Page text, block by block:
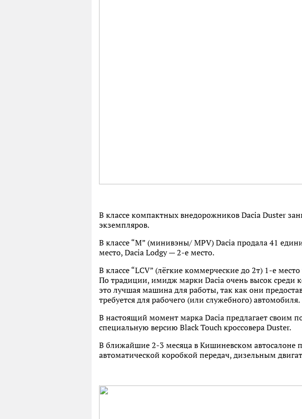
В классе компактных внедорожников Dacia Duster
экземпляров.
В классе “M” (минивэны/ MPV) Dacia продала 41
место, Dacia Lodgy — 2-е место.
В классе “LCV” (лёгкие коммерческие до 2т) 1-е
По традиции, имидж марки Dacia очень высок среди
это лучшая машина для работы, так как они
требуется для рабочего (или служебного) автомобиля.
В настоящий момент марка Dacia предлагает своим
специальную версию Black Touch кросcовера Duster.
В ближайшие 2-3 месяца в Кишиневском автосалоне
автоматической коробкой передач, дизельным